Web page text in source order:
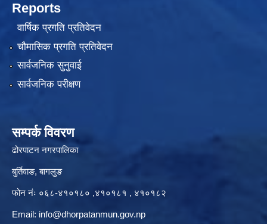
Reports
वार्षिक प्रगति प्रतिवेदन
चौमासिक प्रगति प्रतिवेदन
सार्वजनिक सुनुवाई
सार्वजनिक परीक्षण
सम्पर्क विवरण
ढोरपाटन नगरपालिका
बुर्तिवाङ, बागलुङ
फोन नंः ०६८-४१०१८० ,४१०१८१ , ४१०१८२
Email: info@dhorpatanmun.gov.np